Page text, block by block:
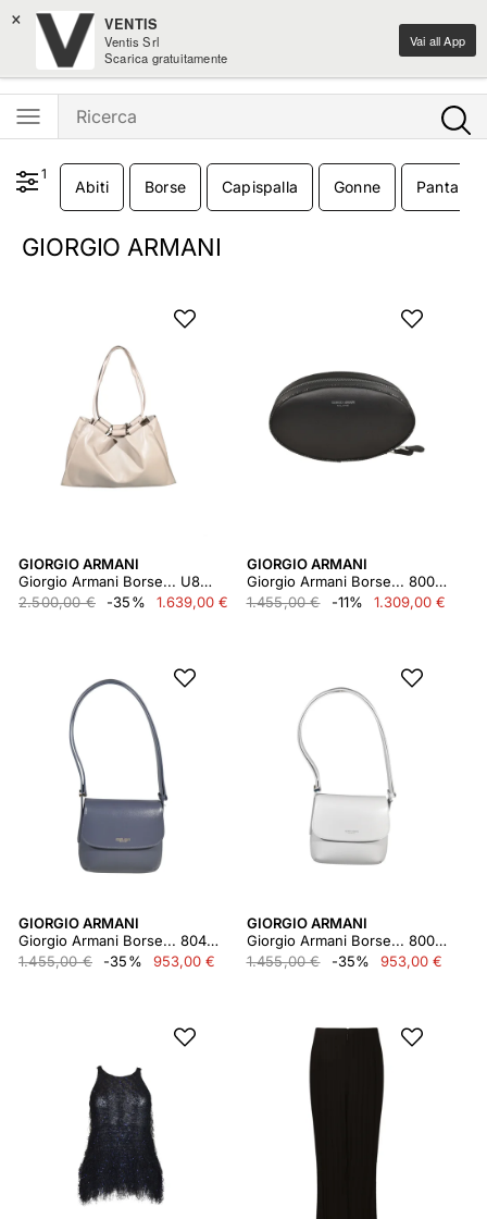
× VENTIS
Ventis Srl
Scarica gratuitamente
Vai all App
Spedizione gratis sui nuovi arrivi moda sopra i 100€
Ventis - L'e-shopping parla italiano
1
Abiti Borse Capispalla Gonne Pantaloni
GIORGIO ARMANI
GIORGIO ARMANI
Giorgio Armani Borse... U8048
2.500,00 €
-35% 1.639,00 €
GIORGIO ARMANI
Giorgio Armani Borse... 80001
1.455,00 €
-11% 1.309,00 €
GIORGIO ARMANI
Giorgio Armani Borse... 80468
1.455,00 €
-35% 953,00 €
GIORGIO ARMANI
Giorgio Armani Borse... 80002
1.455,00 €
-35% 953,00 €